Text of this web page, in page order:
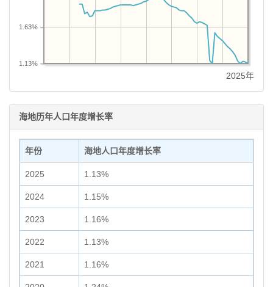
1.13%
1.63%
2025年
海地历年人口年度增长率
年份 海地人口年度增长率
2025 1.13%
2024 1.15%
2023 1.16%
2022 1.13%
2021 1.16%